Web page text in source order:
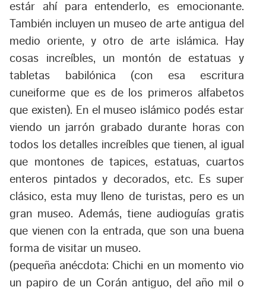
estár ahí para entenderlo, es emocionante.
También incluyen un museo de arte antigua del
medio oriente, y otro de arte islámica. Hay
cosas increíbles, un montón de estatuas y
tabletas babilónica (con esa escritura
cuneiforme que es de los primeros alfabetos
que existen). En el museo islámico podés estar
viendo un jarrón grabado durante horas con
todos los detalles increíbles que tienen, al igual
que montones de tapices, estatuas, cuartos
enteros pintados y decorados, etc. Es super
clásico, esta muy lleno de turistas, pero es un
gran museo. Además, tiene audioguías gratis
que vienen con la entrada, que son una buena
forma de visitar un museo.
(pequeña anécdota: Chichi en un momento vio
un papiro de un Corán antiguo, del año mil o